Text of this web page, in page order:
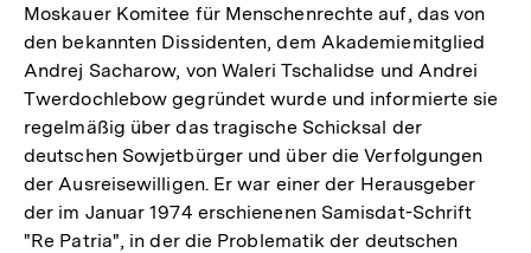
Moskauer Komitee für Menschenrechte auf, das von
den bekannten Dissidenten, dem Akademiemitglied
Andrej Sacharow, von Waleri Tschalidse und Andrei
Twerdochlebow gegründet wurde und informierte sie
regelmäßig über das tragische Schicksal der
deutschen Sowjetbürger und über die Verfolgungen
der Ausreisewilligen. Er war einer der Herausgeber
der im Januar 1974 erschienenen Samisdat-Schrift
"Re Patria", in der die Problematik der deutschen